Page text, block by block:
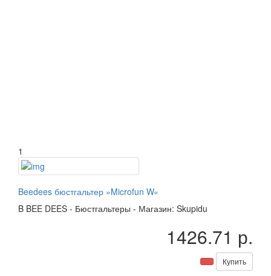
1
Beedees бюстгальтер »Microfun W«
B BEE DEES - Бюстгальтеры - Магазин: Skupidu
1426.71 р.
Купить